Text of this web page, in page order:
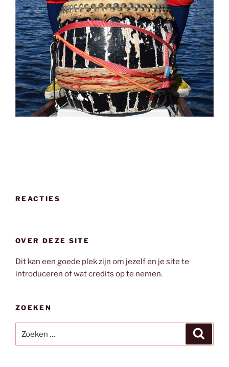
REACTIES
OVER DEZE SITE
Dit kan een goede plek zijn om jezelf en je site te
introduceren of wat credits op te nemen.
ZOEKEN
naar: